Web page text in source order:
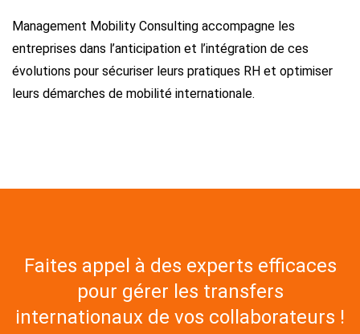
Management Mobility Consulting accompagne les
entreprises dans l’anticipation et l’intégration de ces
évolutions pour sécuriser leurs pratiques RH et optimiser
leurs démarches de mobilité internationale.
Faites appel à des experts efficaces
pour gérer les transfers
internationaux de vos collaborateurs !